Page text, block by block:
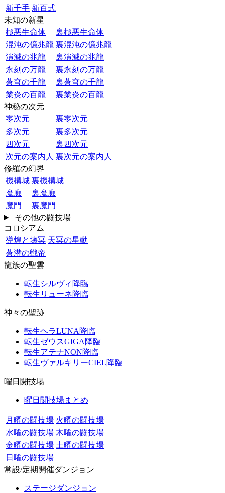
新千手 新百式
未知の新星
極悪生命体
裏極悪生命体
混沌の億兆龍 裏混沌の億兆龍
潰滅の兆龍
裏潰滅の兆龍
永刻の万龍
裏永刻の万龍
蒼穹の千龍
裏蒼穹の千龍
業炎の百龍
裏業炎の百龍
神秘の次元
零次元
裏零次元
多次元
裏多次元
四次元
裏四次元
次元の案内人 裏次元の案内人
修羅の幻界
機構城 裏機構城
魔廊
裏魔廊
魔門
裏魔門
その他の闘技場
コロシアム
導煌と壊冥 天冥の星動
蒼潜の戦帝
龍族の聖雲
転生シルヴィ降臨
転生リューネ降臨
神々の聖跡
転生ヘラLUNA降臨
転生ゼウスGIGA降臨
転生アテナNON降臨
転生ヴァルキリーCIEL降臨
曜日闘技場
曜日闘技場まとめ
月曜の闘技場 火曜の闘技場
水曜の闘技場 木曜の闘技場
金曜の闘技場 土曜の闘技場
日曜の闘技場
常設/定期開催ダンジョン
ステージダンジョン